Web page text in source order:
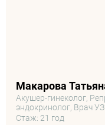
Макарова
Акушер-гинеколог,
эндокринолог, Врач
Стаж: 21 год